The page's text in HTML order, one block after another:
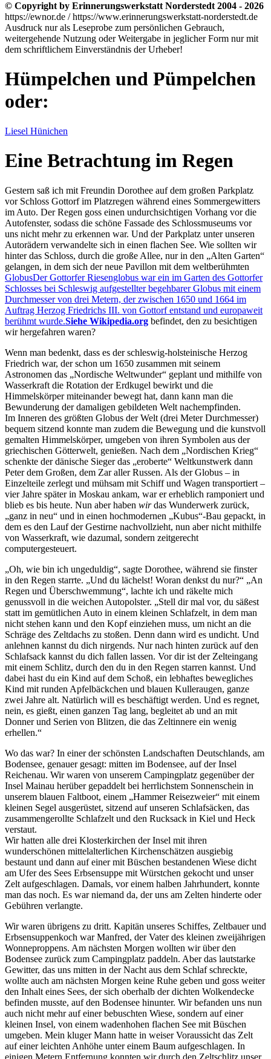
© Copyright by Erinnerungswerkstatt Norderstedt 2004 - 2026
https://ewnor.de / https://www.erinnerungswerkstatt-norderstedt.de
Ausdruck nur als Leseprobe zum persönlichen Gebrauch,
weitergehende Nutzung oder Weitergabe in jeglicher Form nur mit
dem schriftlichem Einverständnis der Urheber!
Hümpelchen und Pümpelchen
oder:
Liesel Hünichen
Eine Betrachtung im Regen
Gestern saß ich mit Freundin Dorothee auf dem großen Parkplatz
vor Schloss Gottorf im Platzregen während eines Sommergewitters
im Auto. Der Regen goss einen undurchsichtigen Vorhang vor die
Autofenster, sodass die schöne Fassade des Schlossmuseums vor
uns nicht mehr zu erkennen war. Und der Parkplatz unter unseren
Autorädern verwandelte sich in einen flachen See. Wie sollten wir
hinter das Schloss, durch die große Allee, nur in den
Alten Garten
gelangen, in dem sich der neue Pavillon mit dem weltberühmten
GlobusDer Gottorfer Riesenglobus war ein im Garten des Gottorfer
Schlosses bei Schleswig aufgestellter begehbarer Globus mit einem
Durchmesser von drei Metern, der zwischen 1650 und 1664 im
Auftrag Herzog Friedrichs III. von Gottorf entstand und europaweit
berühmt wurde.Siehe Wikipedia.org befindet, den zu besichtigen
wir hergefahren waren?
Wenn man bedenkt, dass es der schleswig-holsteinische Herzog
Friedrich war, der schon um 1650 zusammen mit seinem
Astronomen das
Nordische Weltwunder
geplant und mithilfe von
Wasserkraft die Rotation der Erdkugel bewirkt und die
Himmelskörper miteinander bewegt hat, dann kann man die
Bewunderung der damaligen gebildeten Welt nachempfinden.
Im Inneren des größten Globus der Welt (drei Meter Durchmesser)
bequem sitzend konnte man zudem die Bewegung und die kunstvoll
gemalten Himmelskörper, umgeben von ihren Symbolen aus der
griechischen Götterwelt, genießen. Nach dem
Nordischen Krieg
schenkte der dänische Sieger das
eroberte
Weltkunstwerk dann
Peter dem Großen, dem Zar aller Russen. Als der Globus – in
Einzelteile zerlegt und mühsam mit Schiff und Wagen transportiert –
vier Jahre später in Moskau ankam, war er erheblich ramponiert und
blieb es bis heute. Nun aber haben wirdas Wunderwerk zurück,
ganz in neu
und in einen hochmodernen Kubus -Bau gepackt, in
dem es den Lauf der Gestirne nachvollzieht, nun aber nicht mithilfe
von Wasserkraft, wie dazumal, sondern zeitgerecht
computergesteuert.
Oh, wie bin ich ungeduldig , sagte Dorothee, während sie finster
in den Regen starrte.
Und du lächelst! Woran denkst du nur?
An
Regen und Überschwemmung , lachte ich und räkelte mich
genussvoll in die weichen Autopolster.
Stell dir mal vor, du säßest
statt im gemütlichen Auto in einem kleinen Schlafzelt, in dem man
nicht stehen kann und den Kopf einziehen muss, um nicht an die
Schräge des Zeltdachs zu stoßen. Denn dann wird es undicht. Und
anlehnen kannst du dich nirgends. Nur nach hinten zurück auf den
Schlafsack kannst du dich fallen lassen. Vor dir ist der Zelteingang
mit einem Schlitz, durch den du in den Regen starren kannst. Und
dabei hast du ein Kind auf dem Schoß, ein lebhaftes bewegliches
Kind mit runden Apfelbäckchen und blauen Kulleraugen, ganze
zwei Jahre alt. Natürlich will es beschäftigt werden. Und es regnet,
nein, es gießt, einen ganzen Tag lang, begleitet ab und an mit
Donner und Serien von Blitzen, die das Zeltinnere ein wenig
erhellen.
Wo das war? In einer der schönsten Landschaften Deutschlands, am
Bodensee, genauer gesagt: mitten im Bodensee, auf der Insel
Reichenau. Wir waren von unserem Campingplatz gegenüber der
Insel Mainau herüber gepaddelt bei herrlichstem Sonnenschein in
unserem blauen Faltboot, einem
Hammer Reisezweier
mit einem
kleinen Segel ausgerüstet, sitzend auf unseren Schlafsäcken, das
zusammengerollte Schlafzelt und den Rucksack in Kiel und Heck
verstaut.
Wir hatten alle drei Klosterkirchen der Insel mit ihren
wunderschönen mittelalterlichen Kirchenschätzen ausgiebig
bestaunt und dann auf einer mit Büschen bestandenen Wiese dicht
am Ufer des Sees Erbsensuppe mit Würstchen gekocht und unser
Zelt aufgeschlagen. Damals, vor einem halben Jahrhundert, konnte
man das noch. Es war niemand da, der uns am Zelten hinderte oder
Gebühren verlangte.
Wir waren übrigens zu dritt. Kapitän unseres Schiffes, Zeltbauer und
Erbsensuppenkoch war Manfred, der Vater des kleinen zweijährigen
Wonneproppens. Am nächsten Morgen wollten wir über den
Bodensee zurück zum Campingplatz paddeln. Aber das lautstarke
Gewitter, das uns mitten in der Nacht aus dem Schlaf schreckte,
wollte auch am nächsten Morgen keine Ruhe geben und goss weiter
den Inhalt eines Sees, der sich oberhalb der dichten Wolkendecke
befinden musste, auf den Bodensee hinunter. Wir befanden uns nun
auch nicht mehr auf einer bebuschten Wiese, sondern auf einer
kleinen Insel, von einem wadenhohen flachen See mit Büschen
umgeben. Mein kluger Mann hatte in weiser Voraussicht das Zelt
auf einer leichten Anhöhe unter einem Baum aufgeschlagen. In
einigen Metern Entfernung konnten wir durch den Zeltschlitz unser